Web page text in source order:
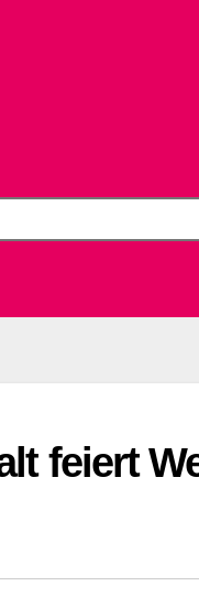
feiert